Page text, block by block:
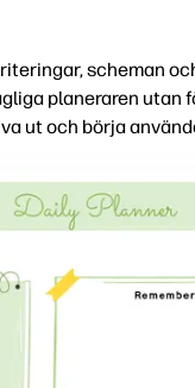
scheman
planeraren utan
ut och börja
format - ingen
hjälper dig att
och
återanvändbar -